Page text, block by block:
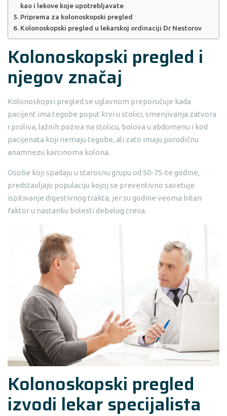
kao i lekove koje upotrebljavate
Priprema za kolonoskopski pregled
Kolonoskopski pregled u lekarskoj ordinaciji Dr Nestorov
Kolonoskopski pregled i
njegov značaj
Kolonoskopsi pregled se uglavnom preporučuje kada
pacijent ima tegobe poput krvi u stolici, smenjivanja zatvora
i proliva, lažnih poziva na stolicu, bolova u abdomenu i kod
pacijenata koji nemaju tegobe, ali zato imaju porodičnu
anamnezu karcinoma kolona.
Osobe koji spadaju u starosnu grupu od 50-75-te godine,
predstavljaju populaciju kojoj se preventivno savetuje
ispitivanje digestivnog trakta, jer su godine veoma bitan
faktor u nastanku bolesti debelog creva.
Kolonoskopski pregled
izvodi lekar specijalista